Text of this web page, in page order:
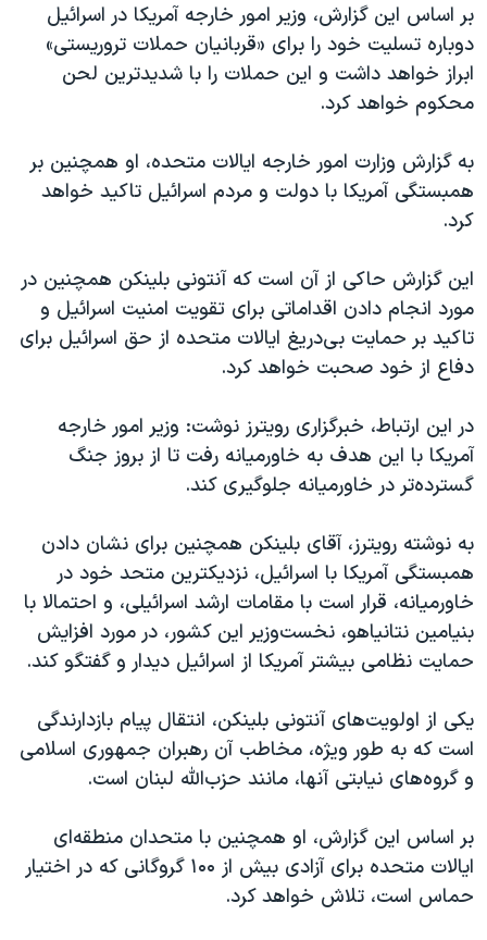
بر اساس این گزارش، وزیر امور خارجه آمریکا در اسرائیل
دوباره تسلیت خود را برای «قربانیان حملات تروریستی»
ابراز خواهد داشت و این حملات را با شدیدترین لحن
محکوم خواهد کرد.
به گزارش وزارت امور خارجه ایالات متحده، او همچنین بر
همبستگی آمریکا با دولت و مردم اسرائیل تاکید خواهد
کرد.
این گزارش حاکی از آن است که آنتونی بلینکن همچنین در
مورد انجام دادن اقداماتی برای تقویت امنیت اسرائیل و
تاکید بر حمایت بی‌دریغ ایالات متحده از حق اسرائیل برای
دفاع از خود صحبت خواهد کرد.
در این ارتباط، خبرگزاری رویترز نوشت: وزیر امور خارجه
آمریکا با این هدف به خاورمیانه رفت تا از بروز جنگ
گسترده‌تر در خاورمیانه جلوگیری کند.
به نوشته رویترز، آقای بلینکن همچنین برای نشان دادن
همبستگی آمریکا با اسرائیل، نزدیکترین متحد خود در
خاورمیانه، قرار است با مقامات ارشد اسرائیلی، و احتمالا با
بنیامین نتانیاهو، نخست‌وزیر این کشور، در مورد افزایش
حمایت نظامی بیشتر آمریکا از اسرائيل دیدار و گفتگو کند.
یکی از اولویت‌های آنتونی بلینکن، انتقال پیام بازدارندگی
است که به طور ویژه، مخاطب‌ آن رهبران جمهوری اسلامی
و گروه‌های نیابتی آنها، مانند حزب‌الله لبنان است.
بر اساس این گزارش، او همچنین با متحدان منطقه‌ای
ایالات متحده برای آزادی بیش از ۱۰۰ گروگانی که در اختیار
حماس است، تلاش خواهد کرد.